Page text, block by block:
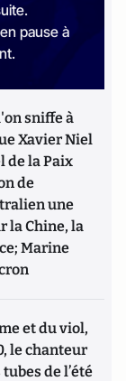
pause à
sniffe à
Xavier Niel
de la Paix
de
une
la Chine, la
Marine
et du viol,
le chanteur
de l’été